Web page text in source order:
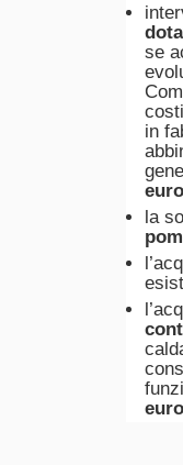
se
in
euro
la
euro